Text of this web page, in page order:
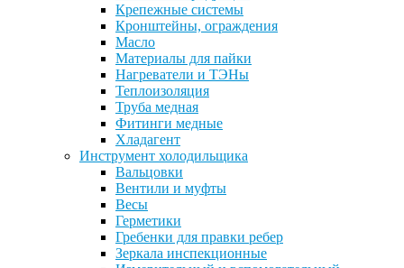
Крепежные системы
Кронштейны, ограждения
Масло
Материалы для пайки
Нагреватели и ТЭНы
Теплоизоляция
Труба медная
Фитинги медные
Хладагент
Инструмент холодильщика
Вальцовки
Вентили и муфты
Весы
Герметики
Гребенки для правки ребер
Зеркала инспекционные